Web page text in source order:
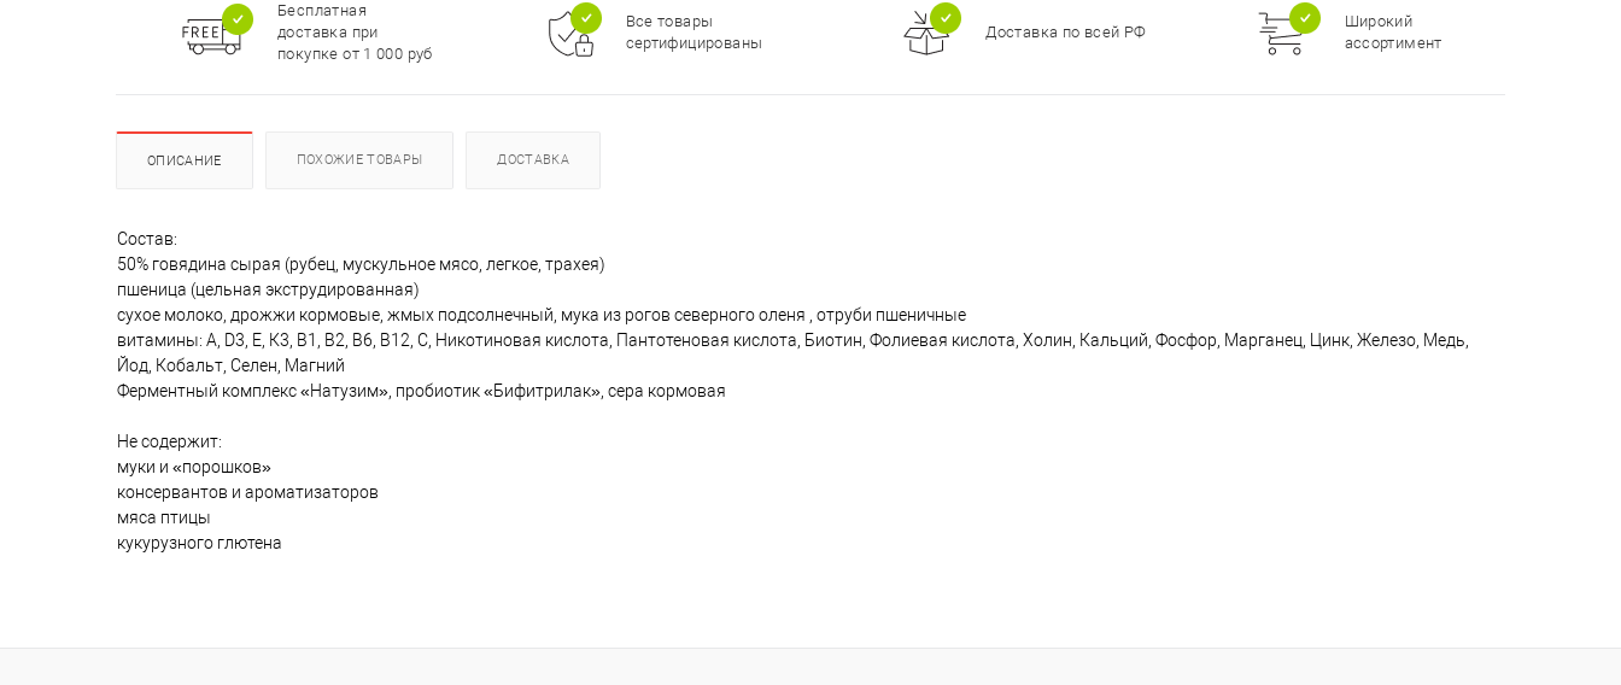
Бесплатная
доставка при
покупке от 1 000 руб
Все товары
сертифицированы
Доставка по всей РФ
Широкий
ассортимент
ОПИСАНИЕ ПОХОЖИЕ ТОВАРЫ ДОСТАВКА
Состав:
50% говядина сырая (рубец, мускульное мясо, легкое, трахея)
пшеница (цельная экструдированная)
сухое молоко, дрожжи кормовые, жмых подсолнечный, мука из рогов северного оленя , отруби пшеничные
витамины: А, D3, Е, К3, В1, В2, В6, В12, С, Никотиновая кислота, Пантотеновая кислота, Биотин, Фолиевая кислота, Холин, Кальций, Фосфор, Марганец, Цинк, Железо, Медь,
Йод, Кобальт, Селен, Магний
Ферментный комплекс «Натузим», пробиотик «Бифитрилак», сера кормовая
Не содержит:
муки и «порошков»
консервантов и ароматизаторов
мяса птицы
кукурузного глютена